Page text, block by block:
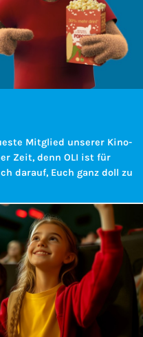
Mitglied unserer Kino-
Zeit, denn OLI ist für
darauf, Euch ganz doll zu